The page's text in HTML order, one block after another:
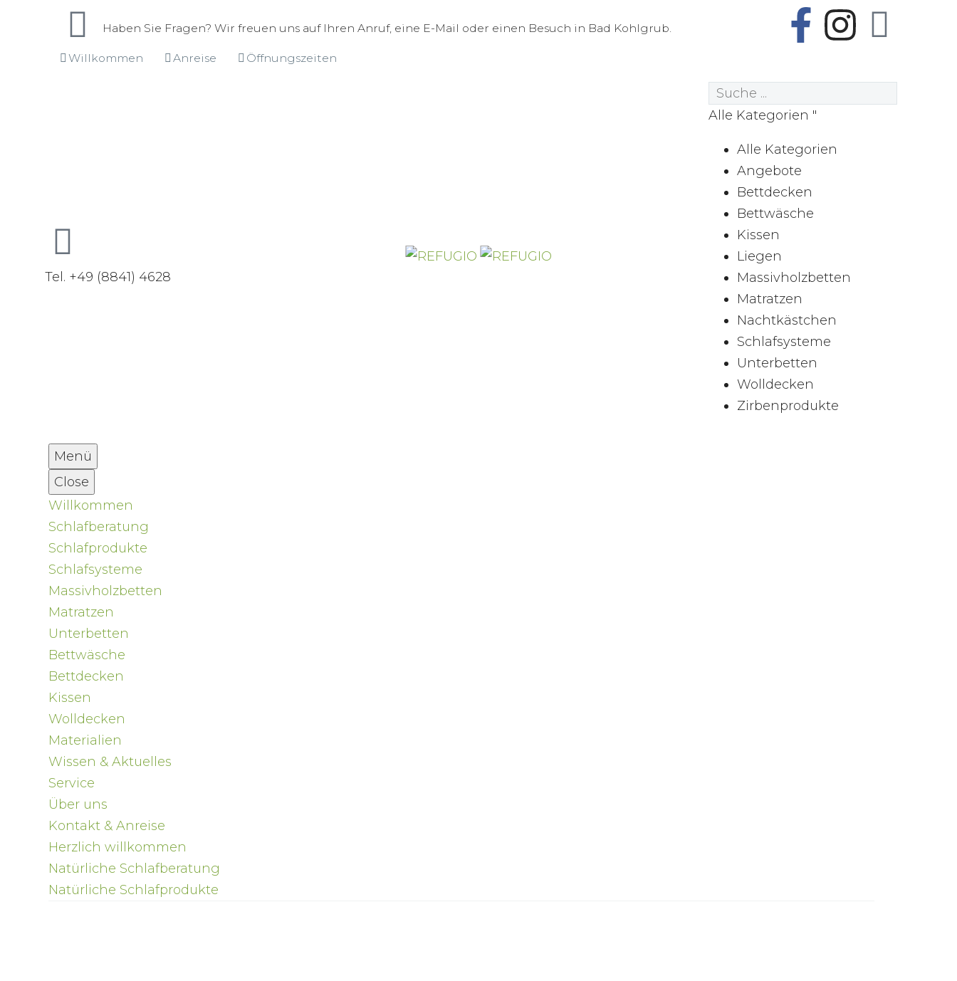
Haben Sie Fragen? Wir freuen uns auf Ihren Anruf, eine E-Mail oder einen Besuch in Bad Kohlgrub.
Willkommen Anreise Öffnungszeiten
Tel. +49 (8841) 4628
Alle Kategorien
Alle Kategorien
Angebote
Bettdecken
Bettwäsche
Kissen
Liegen
Massivholzbetten
Matratzen
Nachtkästchen
Schlafsysteme
Unterbetten
Wolldecken
Zirbenprodukte
Menü
Close
Willkommen
Schlafberatung
Schlafprodukte
Schlafsysteme
Massivholzbetten
Matratzen
Unterbetten
Bettwäsche
Bettdecken
Kissen
Wolldecken
Materialien
Wissen & Aktuelles
Service
Über uns
Kontakt & Anreise
Herzlich willkommen
Natürliche Schlafberatung
Natürliche Schlafprodukte